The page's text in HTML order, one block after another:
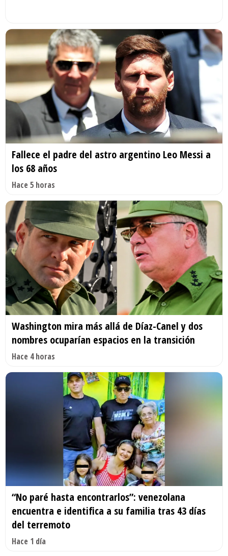
Fallece el padre del astro argentino Leo Messi a
los 68 años
Hace 5 horas
Washington mira más allá de Díaz-Canel y dos
nombres ocuparían espacios en la transición
Hace 4 horas
“No paré hasta encontrarlos”: venezolana
encuentra e identifica a su familia tras 43 días
del terremoto
Hace 1 día